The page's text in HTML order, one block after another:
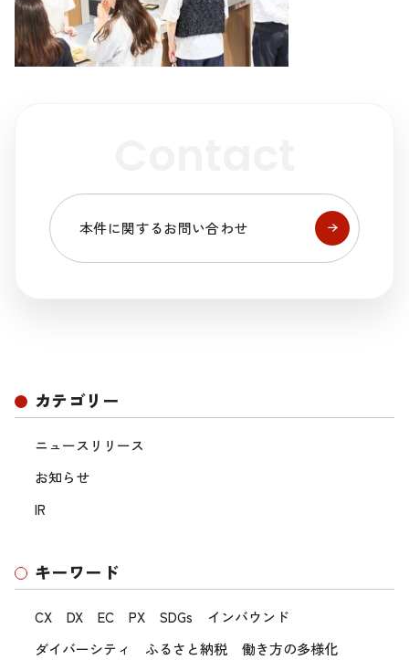
カテゴリー
ニュースリリース
お知らせ
IR
キーワード
CX DX EC PX SDGs
インバウンド
ダイバーシティ
ふるさと納税
働き方の多様化
本件に関するお問い合わせ